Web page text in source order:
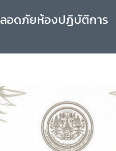
ลอดภัยห้องปฏิบัติการ